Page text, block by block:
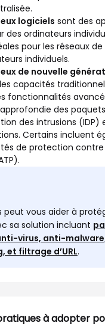
logiciels sont des
des ordinateurs
pour les réseaux
individuels.
de nouvelle
capacités
fonctionnalités
des
des intrusions (IDP)
Certains incluent
de protection
peut vous aider à
sa solution incluant
virus, anti-
et filtrage d’URL.
à adopter